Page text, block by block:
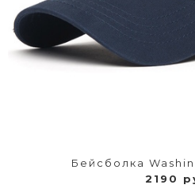
Бейсболка
2190